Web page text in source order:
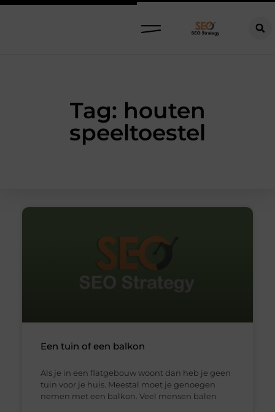
Tag: houten
speeltoestel
Een tuin of een balkon
Als je in een flatgebouw woont dan heb je geen
tuin voor je huis. Meestal moet je genoegen
nemen met een balkon. Veel mensen balen